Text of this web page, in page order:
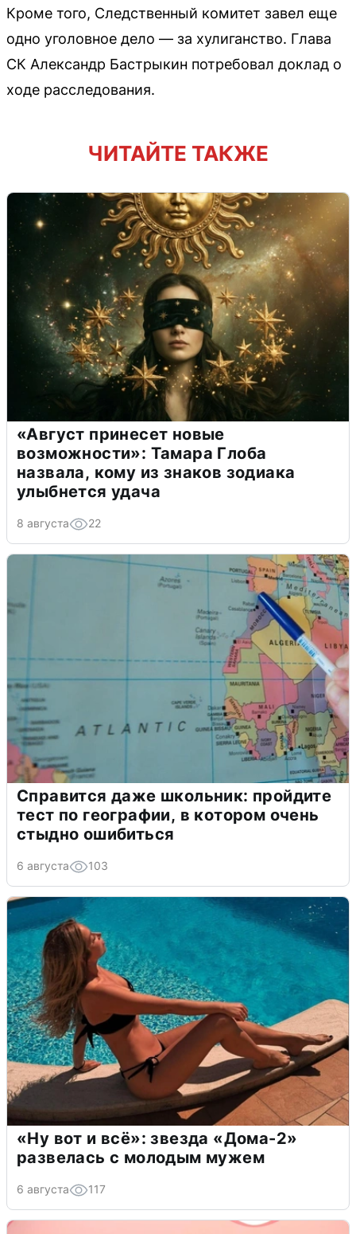
Кроме того, Следственный комитет завел еще
одно уголовное дело — за хулиганство. Глава
СК Александр Бастрыкин потребовал доклад о
ходе расследования.
ЧИТАЙТЕ ТАКЖЕ
«Август принесет новые
возможности»: Тамара Глоба
назвала, кому из знаков зодиака
улыбнется удача
8 августа 22
Справится даже школьник: пройдите
тест по географии, в котором очень
стыдно ошибиться
6 августа 103
«Ну вот и всё»: звезда «Дома-2»
развелась с молодым мужем
6 августа 117